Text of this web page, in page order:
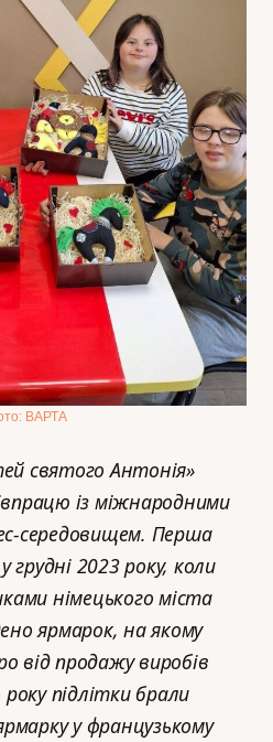
ВАРТА
святого Антонія»
із міжнародними
середовищем. Перша
грудні 2023 року, коли
німецького міста
ярмарок, на якому
від продажу виробів
підлітки брали
у французькому